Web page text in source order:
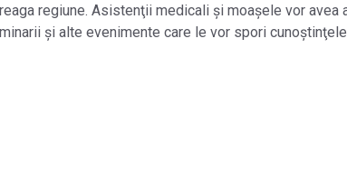
regiune. Asistenţii medicali și moașele vor avea
și alte evenimente care le vor spori